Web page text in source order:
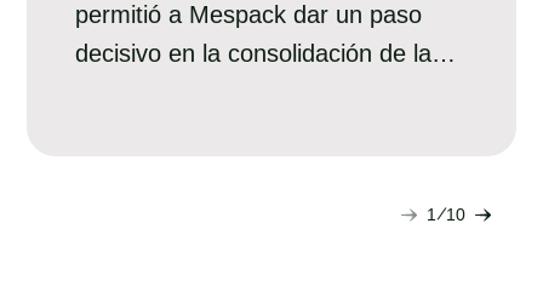
permitió a Mespack dar un paso
decisivo en la consolidación de la
Diapositiva
1 10